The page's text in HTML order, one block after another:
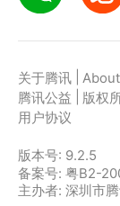
关于腾讯
腾讯公益
版权
用户协议
版本号: 9.2.5
备案号: 粤B2-
主办者: 深圳市